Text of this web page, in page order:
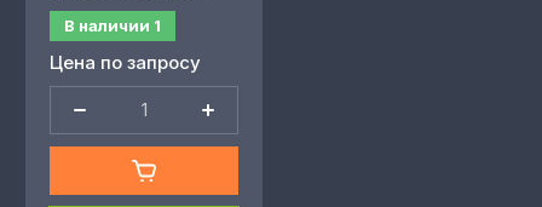
В наличии 1
Цена по запросу